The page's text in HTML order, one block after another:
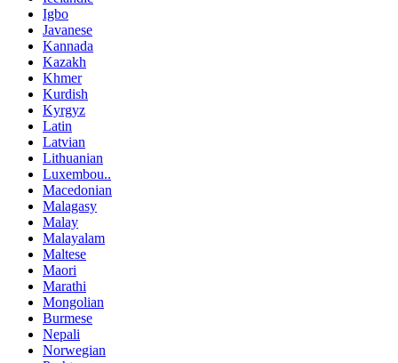
Igbo
Javanese
Kannada
Kazakh
Khmer
Kurdish
Kyrgyz
Latin
Latvian
Lithuanian
Luxembou..
Macedonian
Malagasy
Malay
Malayalam
Maltese
Maori
Marathi
Mongolian
Burmese
Nepali
Norwegian